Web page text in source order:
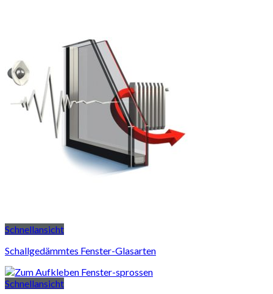
Schnellansicht
Schallgedämmtes Fenster-Glasarten
Schnellansicht